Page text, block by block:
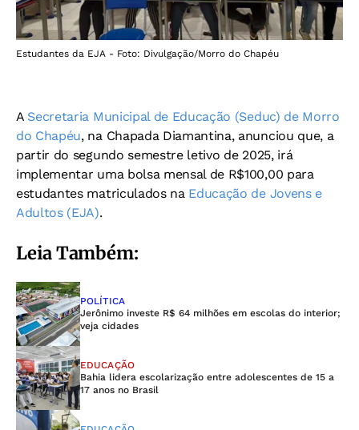
Estudantes da EJA - Foto: Divulgação/Morro do Chapéu
A Secretaria Municipal de Educação (Seduc) de Morro
do Chapéu, na Chapada Diamantina, anunciou que, a
partir do segundo semestre letivo de 2025, irá
implementar uma bolsa mensal de R$100,00 para
estudantes matriculados na Educação de Jovens e
Adultos (EJA).
Leia Também:
POLÍTICA
Jerônimo investe R$ 64 milhões em escolas do interior;
veja cidades
EDUCAÇÃO
Bahia lidera escolarização entre adolescentes de 15 a
17 anos no Brasil